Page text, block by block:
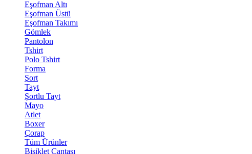
Eşofman Altı
Eşofman Üstü
Eşofman Takımı
Gömlek
Pantolon
Tshirt
Polo Tshirt
Forma
Şort
Tayt
Şortlu Tayt
Mayo
Atlet
Boxer
Çorap
Tüm Ürünler
Bisiklet Çantası